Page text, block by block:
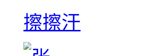
擦擦汗